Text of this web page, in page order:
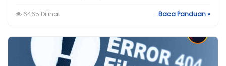
6465 Dilihat Baca Panduan »